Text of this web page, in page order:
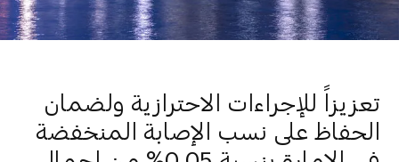
تعزيزاً للإجراءات الاحترازية ولضمان
الحفاظ على نسب الإصابة المنخفضة